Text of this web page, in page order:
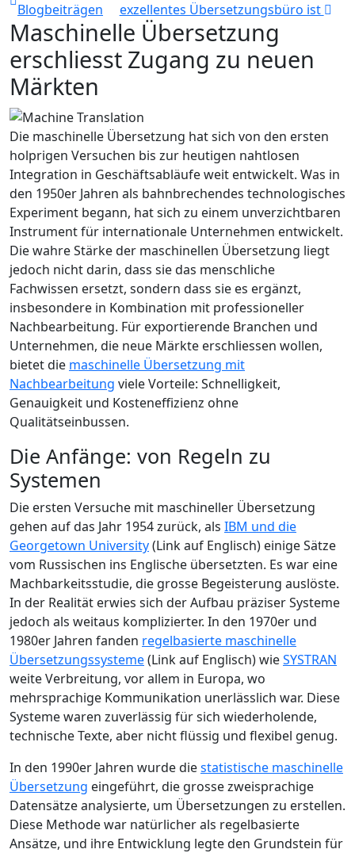
Blogbeiträgen
exzellentes Übersetzungsbüro ist
Maschinelle Übersetzung
erschliesst Zugang zu neuen
Märkten
Die maschinelle Übersetzung hat sich von den ersten
holprigen Versuchen bis zur heutigen nahtlosen
Integration in Geschäftsabläufe weit entwickelt. Was in
den 1950er Jahren als bahnbrechendes technologisches
Experiment begann, hat sich zu einem unverzichtbaren
Instrument für internationale Unternehmen entwickelt.
Die wahre Stärke der maschinellen Übersetzung liegt
jedoch nicht darin, dass sie das menschliche
Fachwissen ersetzt, sondern dass sie es ergänzt,
insbesondere in Kombination mit professioneller
Nachbearbeitung. Für exportierende Branchen und
Unternehmen, die neue Märkte erschliessen wollen,
bietet die maschinelle Übersetzung mit
Nachbearbeitung viele Vorteile: Schnelligkeit,
Genauigkeit und Kosteneffizienz ohne
Qualitätseinbussen.
Die Anfänge: von Regeln zu
Systemen
Die ersten Versuche mit maschineller Übersetzung
gehen auf das Jahr 1954 zurück, als IBM und die
Georgetown University(Link auf Englisch) einige Sätze
vom Russischen ins Englische übersetzten. Es war eine
Machbarkeitsstudie, die grosse Begeisterung auslöste.
In der Realität erwies sich der Aufbau präziser Systeme
jedoch als weitaus komplizierter. In den 1970er und
1980er Jahren fanden regelbasierte maschinelle
Übersetzungssysteme(Link auf Englisch) wieSYSTRAN
weite Verbreitung, vor allem in Europa, wo
mehrsprachige Kommunikation unerlässlich war. Diese
Systeme waren zuverlässig für sich wiederholende,
technische Texte, aber nicht flüssig und flexibel genug.
In den 1990er Jahren wurde diestatistische maschinelle
Übersetzung eingeführt, die grosse zweisprachige
Datensätze analysierte, um Übersetzungen zu erstellen.
Diese Methode war natürlicher als regelbasierte
Ansätze, und ihre Entwicklung legte den Grundstein für